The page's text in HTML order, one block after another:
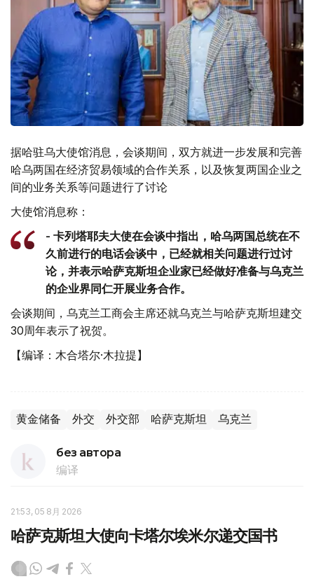
据哈驻乌大使馆消息，会谈期间，双方就进一步发展和完善
哈乌两国在经济贸易领域的合作关系，以及恢复两国企业之
间的业务关系等问题进行了讨论
大使馆消息称：
- 卡列塔耶夫大使在会谈中指出，哈乌两国总统在不
久前进行的电话会谈中，已经就相关问题进行过讨
论，并表示哈萨克斯坦企业家已经做好准备与乌克兰
的企业界同仁开展业务合作。
会谈期间，乌克兰工商会主席还就乌克兰与哈萨克斯坦建交
30周年表示了祝贺。
【编译：木合塔尔·木拉提】
黄金储备 外交 外交部 哈萨克斯坦 乌克兰
без автора
编译
21:53, 05 8月 2026
哈萨克斯坦大使向卡塔尔埃米尔递交国书